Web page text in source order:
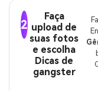
2
Faça
upload de
suas fotos
e escolha
Dicas de
gangster